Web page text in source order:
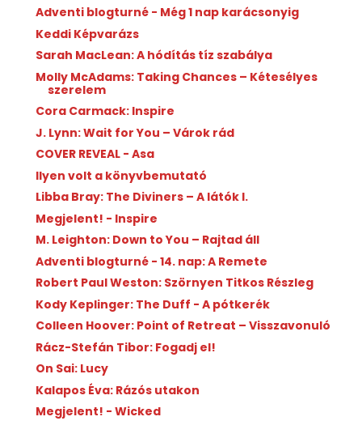
Adventi blogturné - Még 1 nap karácsonyig
Keddi Képvarázs
Sarah MacLean: A hódítás tíz szabálya
Molly McAdams: Taking Chances – Kétesélyes
szerelem
Cora Carmack: Inspire
J. Lynn: Wait for You – Várok rád
COVER REVEAL - Asa
Ilyen volt a könyvbemutató
Libba Bray: The Diviners – A látók I.
Megjelent! - Inspire
M. Leighton: Down to You – Rajtad áll
Adventi blogturné - 14. nap: A Remete
Robert Paul Weston: Szörnyen Titkos Részleg
Kody Keplinger: The Duff - A pótkerék
Colleen Hoover: Point of Retreat – Visszavonuló
Rácz-Stefán Tibor: Fogadj el!
On Sai: Lucy
Kalapos Éva: Rázós utakon
Megjelent! - Wicked